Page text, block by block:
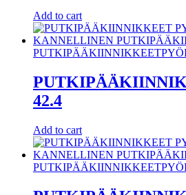
Add to cart
PUTKIPÄÄKIINNIKKEET
42.4
Add to cart
PUTKIPÄÄKIINNIKKEET